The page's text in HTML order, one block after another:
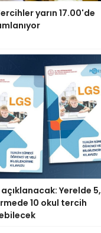
yarın 17.00'de
açıklanacak: Yerelde 5,
10 okul tercih